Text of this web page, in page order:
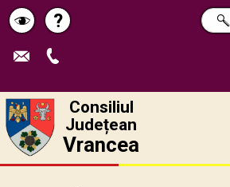
Schimbă
contrastul
Pagina
de
?
Caută
în
CAUTĂ
Consiliul
Județean
Vrancea